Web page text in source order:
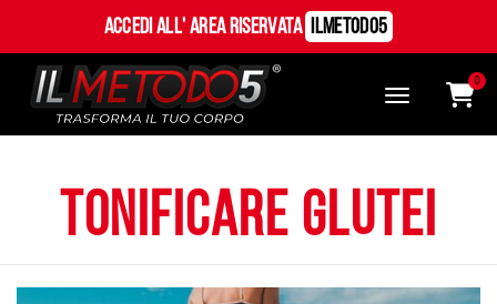
Accedi all' Area Riservata ILMetodo5
0
tonificare glutei